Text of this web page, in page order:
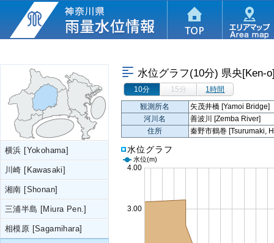
横浜 [Yokohama]
川崎 [Kawasaki]
湘南 [Shonan]
三浦半島 [Miura Pen.]
相模原 [Sagamihara]
水位グラフ(10分) 県央[Ken-
10分 15分
1時間
観測所名
矢茂井橋 [Yamoi Bridge]
河川名
善波川 [Zemba River]
住所
秦野市鶴巻 [Tsurumaki,
水位グラフ
水位(m)